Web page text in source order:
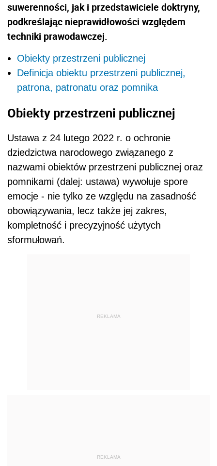
suwerenności, jak i przedstawiciele doktryny,
podkreślając nieprawidłowości względem
techniki prawodawczej.
Obiekty przestrzeni publicznej
Definicja obiektu przestrzeni publicznej,
patrona, patronatu oraz pomnika
Obiekty przestrzeni publicznej
Ustawa z 24 lutego 2022 r. o ochronie
dziedzictwa narodowego związanego z
nazwami obiektów przestrzeni publicznej oraz
pomnikami (dalej: ustawa) wywołuje spore
emocje - nie tylko ze względu na zasadność
obowiązywania, lecz także jej zakres,
kompletność i precyzyjność użytych
sformułowań.
REKLAMA
REKLAMA